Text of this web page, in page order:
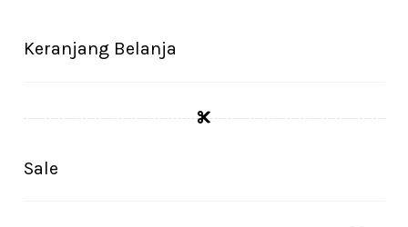
Keranjang Belanja
Sale